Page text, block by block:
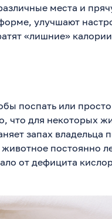
места и
улучшают
«лишние»
поспать или просто
что для некоторых
запах владельца
постоянно
от дефицита